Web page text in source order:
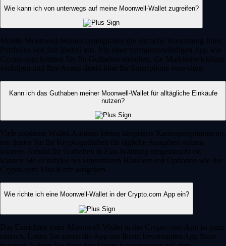
Wie kann ich von unterwegs auf meine Moonwell-Wallet zugreifen?
Mobile Moonwell-Wallets ermöglichen die einfache Verwaltung Ihres
Portfolios von fast überall aus. Mit einer vertrauenswürdigen App wie
Crypto.com können Sie Ihr Guthaben einsehen, die Marktentwicklung
verfolgen und Ihre Assets direkt über Ihr Smartphone verwalten.
Kann ich das Guthaben meiner Moonwell-Wallet für alltägliche Einkäufe
nutzen?
Viele moderne Wallet-Anbieter bieten integrierte Kartenprogramme an,
mit denen Sie Ihr Kryptoguthaben für tägliche Ausgaben nutzen
können. Sobald Ihr Guthaben in Fiat-Währung umgetauscht ist,
können Sie es nahtlos bei unterstützen Händlern mit Optionen wie der
Crypto.com Visa Karte ausgeben.
Wie richte ich eine Moonwell-Wallet in der Crypto.com App ein?
Das Einrichten einer Moonwell-Wallet in der Crypto.com App ist ganz
einfach. Laden Sie zuerst die App aus Ihrem bevorzugten App Store